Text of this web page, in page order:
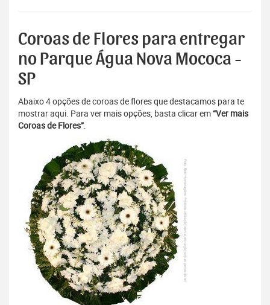
Coroas de Flores para entregar
no Parque Água Nova Mococa -
SP
Abaixo 4 opções de coroas de flores que destacamos para te
mostrar aqui. Para ver mais opções, basta clicar em“Ver mais
Coroas de Flores”.